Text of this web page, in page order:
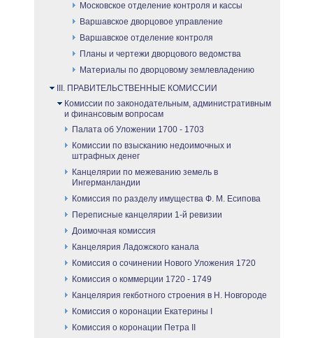
Московское отделение контроля и кассы
Варшавское дворцовое управление
Варшавское отделение контроля
Планы и чертежи дворцового ведомства
Материалы по дворцовому землевладению
III. ПРАВИТЕЛЬСТВЕННЫЕ КОМИССИИ
Комиссии по законодательным, административным
и финансовым вопросам
Палата об Уложении 1700 - 1703
Комиссии по взысканию недоимочных и
штрафных денег
Канцелярии по межеванию земель в
Ингерманландии
Комиссия по разделу имущества Ф. М. Есипова
Переписные канцелярии 1-й ревизии
Доимочная комиссия
Канцелярия Ладожского канала
Комиссия о сочинении Нового Уложения 1720
Комиссия о коммерции 1720 - 1749
Канцелярия гекботного строения в Н. Новгороде
Комиссия о коронации Екатерины I
Комиссия о коронации Петра II